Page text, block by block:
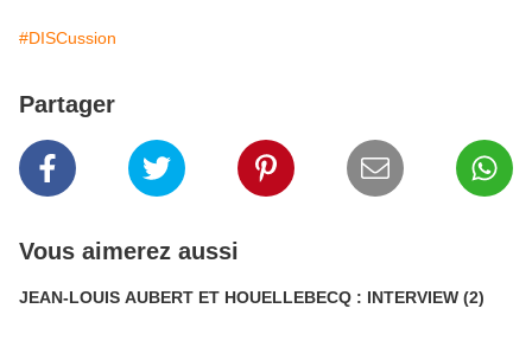
#DISCussion
Partager
Vous aimerez aussi
JEAN-LOUIS AUBERT ET HOUELLEBECQ : INTERVIEW (2)